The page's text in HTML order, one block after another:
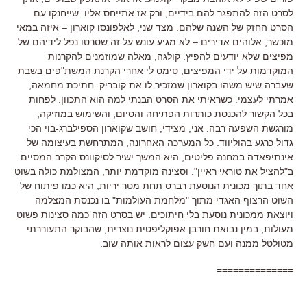
לסרט הזה להתפגר להם בידיים, ורק אז אתייחס אליו. שייחנקו עם
הסרט החזק של השנה שלהם. מצד שני, לאלפונסו קוארון – איזה במאי
מוכשר, אלוהים אדירים – לא מגיע עונש על זה שסרטו נפל לידיהם של
מפיצים שלא יודעים להפיץ. קולגה, מאלה שמוזמנים להקרנות
המוקדמות על ידי המפיצים, סימס לי אחרי הקרנת המשת"פים בשבת
שעברה שיש משהו בקוארון שמזכיר לו את קובריק. חתיכת מחמאה,
אמרתי לעצמי. כשראיתי את הסרט הבנתי למה הוא התכוון. לפחות
בכל הקשור להכנסת כותרות הפתיחה והסיום, והשימוש במוזיקה,
מורגשת השפעה רבה. אני, מצידי, חושב שקוארון הספילברג-בוי הכי
גדול כרגע בהוליווד. כל המערכה האחרונה, המתרחשת בעיצומה של
אינתיפאדה במחנה פליטים, היא המשך ישיר לסיקוונס הקרב המסיים
ב"להציל את טוראי ראיין". וסצינה מוקדמת יותר, המצולמת כולה בשוט
אחד בתוך מכונית הנוסעת רברס תחת מטר יריות, היא כמו פיתוח של
השוט הרצוף האגדי מתוך "מלחמת העולמות" בו נכנסת המצלמה
ויוצאת ממכונית נוסעת בלי חיתוכים. יש בסרט הזה כמה סצינות פשוט
מעולות, במין נבואת חורבן אפוקליפטית נוצרית, שהבוקר התעוררתי
מטולטל ממנה ועם חשק עצום לראות אותה שוב.
==============